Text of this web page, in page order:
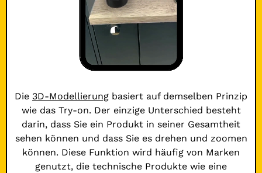
Die 3D-Modellierung basiert auf demselben Prinzip
wie das Try-on. Der einzige Unterschied besteht
darin, dass Sie ein Produkt in seiner Gesamtheit
sehen können und dass Sie es drehen und zoomen
können. Diese Funktion wird häufig von Marken
genutzt, die technische Produkte wie eine